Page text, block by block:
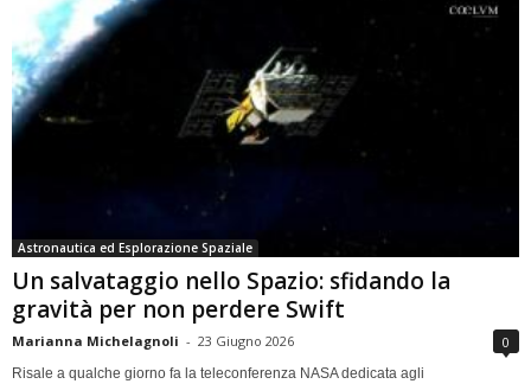
Astronautica ed Esplorazione Spaziale
Un salvataggio nello Spazio: sfidando la
gravità per non perdere Swift
Marianna Michelagnoli - 23 Giugno 2026 0
Risale a qualche giorno fa la teleconferenza NASA dedicata agli